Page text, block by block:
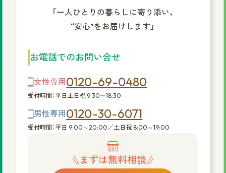
「一人ひとりの暮らしに寄り添い、
“安心”をお届けします」
お電話でのお問い合せ
女性専用0120-69-0480
受付時間：平日土日祝 9:30〜18:30
男性専用0120-30-6071
受付時間：平日 9:00～20:00／土日祝 8:00～19:00
まずは無料相談